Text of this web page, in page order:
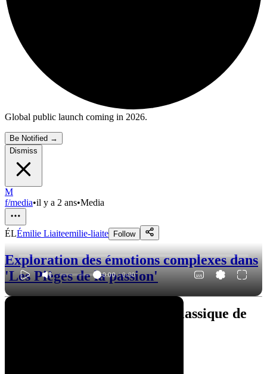
Global public launch coming in 2026.
Be Notified →
Dismiss
M
f/media•il y a 2 ans•Media
ÉLÉmilie Liaiteemilie-liaite Follow
Exploration des émotions complexes dans
'Les Pièges de la passion'
0:00 / 0:00
Le pièges de la passion : un classique de